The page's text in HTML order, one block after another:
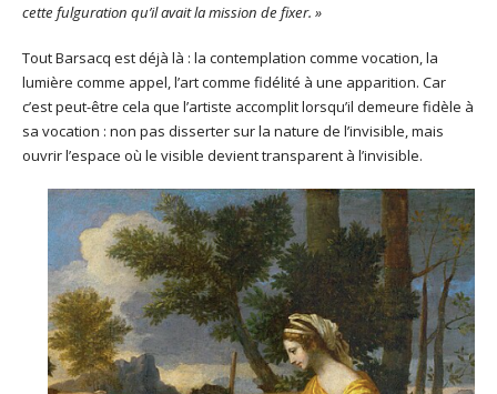
cette fulguration qu’il avait la mission de fixer. »
Tout Barsacq est déjà là : la contemplation comme vocation, la
lumière comme appel, l’art comme fidélité à une apparition. Car
c’est peut-être cela que l’artiste accomplit lorsqu’il demeure fidèle à
sa vocation : non pas disserter sur la nature de l’invisible, mais
ouvrir l’espace où le visible devient transparent à l’invisible.